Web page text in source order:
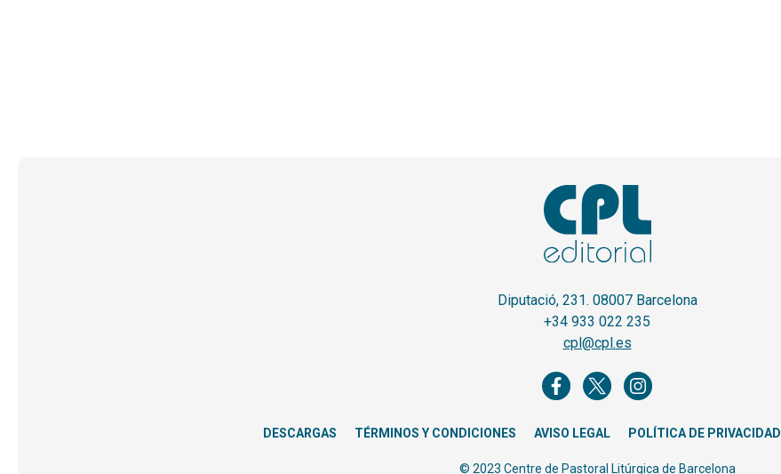
Diputació, 231. 08007 Barcelona
+34 933 022 235
cpl@cpl.es
DESCARGAS TÉRMINOS Y CONDICIONES AVISO LEGAL POLÍTICA DE PRIVACIDAD
© 2023 Centre de Pastoral Litúrgica de Barcelona